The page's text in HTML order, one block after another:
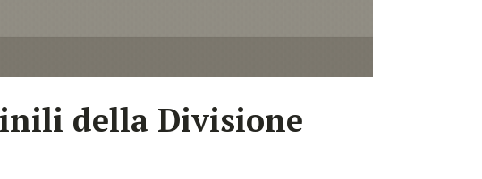
della Divisione